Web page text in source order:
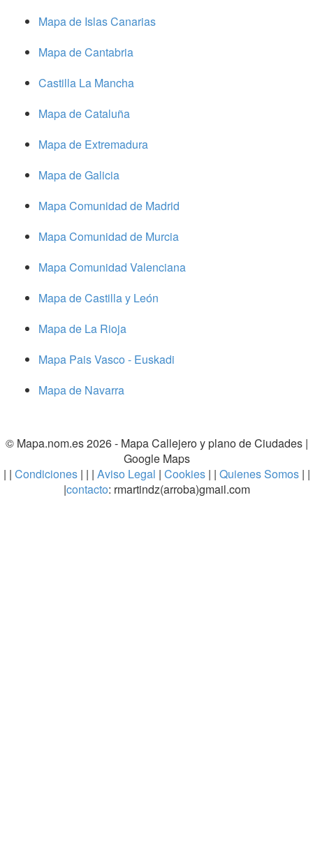
Mapa de Islas Canarias
Mapa de Cantabria
Castilla La Mancha
Mapa de Cataluña
Mapa de Extremadura
Mapa de Galicia
Mapa Comunidad de Madrid
Mapa Comunidad de Murcia
Mapa Comunidad Valenciana
Mapa de Castilla y León
Mapa de La Rioja
Mapa Pais Vasco - Euskadi
Mapa de Navarra
© Mapa.nom.es 2026 - Mapa Callejero y plano de Ciudades|
Google Maps
| | Condiciones| | | Aviso Legal | Cookies | | Quienes Somos | |
|contacto: rmartindz(arroba)gmail.com